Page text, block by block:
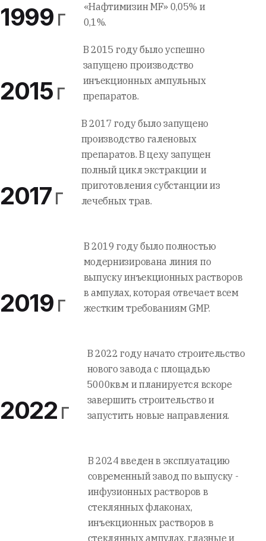
1999г
«Нафтимизин MF» 0,05% и
0,1%.
2015г
В 2015 году было успешно
запущено производство
инъекционных ампульных
препаратов.
2017г
В 2017 году было запущено
производство галеновых
препаратов. В цеху запущен
полный цикл экстракции и
приготовления субстанции из
лечебных трав.
2019г
В 2019 году было полностью
модернизирована линия по
выпуску инъекционных растворов
в ампулах, которая отвечает всем
жестким требованиям GMP.
2022г
В 2022 году начато строительство
нового завода с площадью
5000кв.м и планируется вскоре
завершить строительство и
запустить новые направления.
В 2024 введен в эксплуатацию
современный завод по выпуску -
инфузионных растворов в
стеклянных флаконах,
инъекционных растворов в
стеклянных ампулах, глазные и